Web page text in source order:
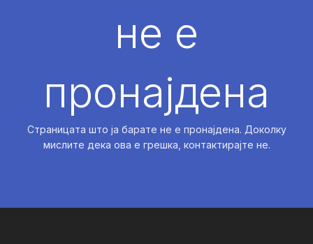
не е
пронајдена
Страницата што ја барате не е пронајдена. Доколку
мислите дека ова е грешка, контактирајте не.